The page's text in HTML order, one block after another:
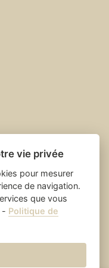
- Saint Laurent
des cookies
vie privée
pour mesurer
de navigation.
que vous
- Politique de